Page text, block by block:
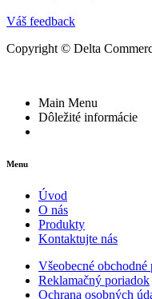
Váš feedback
Copyright © Delta
Main Menu
Dôležité informácie
Menu
Úvod
O nás
Produkty
Kontaktujte nás
Všeobecné
Reklamačný poriadok
Ochrana osobných